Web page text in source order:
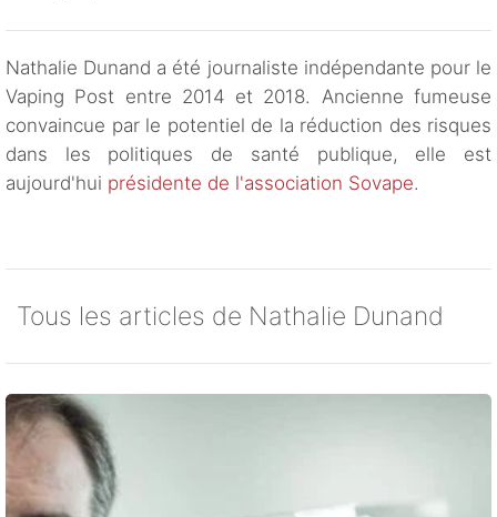
Nathalie Dunand a été journaliste indépendante pour le
Vaping Post entre 2014 et 2018. Ancienne fumeuse
convaincue par le potentiel de la réduction des risques
dans les politiques de santé publique, elle est
aujourd'hui présidente de l'association Sovape.
Tous les articles de Nathalie Dunand